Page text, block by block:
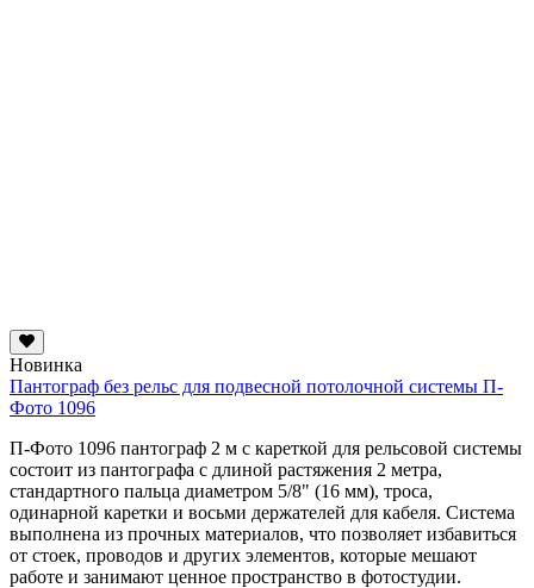
Новинка
Пантограф без рельс для подвесной потолочной системы П-
Фото 1096
П-Фото 1096 пантограф 2 м с кареткой для рельсовой системы
состоит из пантографа с длиной растяжения 2 метра,
стандартного пальца диаметром 5/8" (16 мм), троса,
одинарной каретки и восьми держателей для кабеля. Система
выполнена из прочных материалов, что позволяет избавиться
от стоек, проводов и других элементов, которые мешают
работе и занимают ценное пространство в фотостудии.